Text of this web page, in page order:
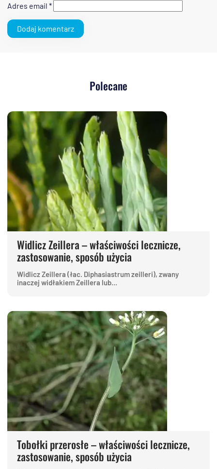
Adres email *
Polecane
Widlicz Zeillera – właściwości lecznicze,
zastosowanie, sposób użycia
Widlicz Zeillera (łac. Diphasiastrum zeilleri), zwany
inaczej widłakiem Zeillera lub...
Tobołki przerosłe – właściwości lecznicze,
zastosowanie, sposób użycia